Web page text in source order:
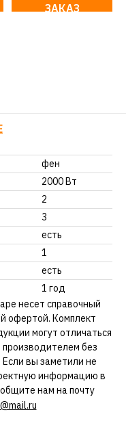
ЗАКАЗ
фен
2000 Вт
2
3
есть
1
есть
1 год
несет справочный
офертой. Комплект
могут отличаться
без
вы заметили не
информацию в
нам на почту